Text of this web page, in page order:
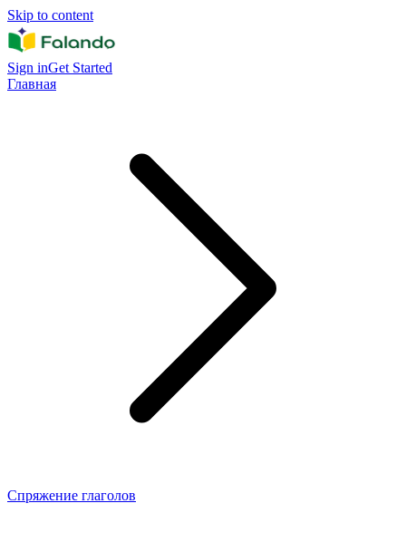
Skip to content
Sign inGet Started
Главная
Спряжение глаголов